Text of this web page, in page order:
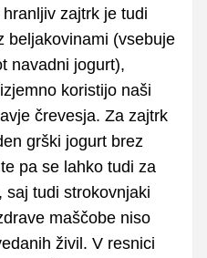
zajtrk je tudi
beljakovinami (vsebuje
navadni jogurt),
koristijo naši
črevesja. Za zajtrk
grški jogurt brez
pa se lahko tudi za
saj tudi strokovnjaki
maščobe niso
živil. V resnici